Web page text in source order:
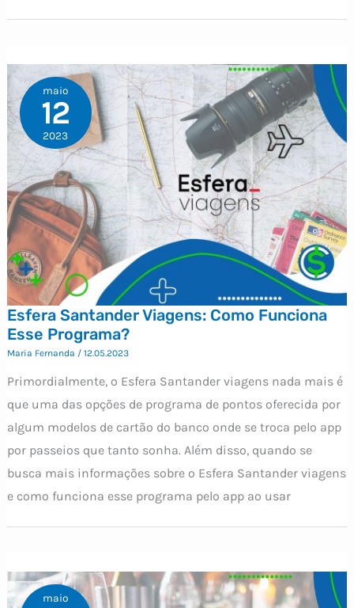
maio
12
2023
Esfera Santander Viagens: Como Funciona
Esse Programa?
Maria Fernanda / 12.05.2023
Primordialmente, o Esfera Santander viagens nada mais é
que uma das opções de programa de pontos oferecida por
algum modelos de cartão do banco onde se troca pelo app
por passeios que tanto sonha. Além disso, quando se
busca mais informações sobre o Esfera Santander viagens
e como funciona esse programa pelo app ao usar
maio